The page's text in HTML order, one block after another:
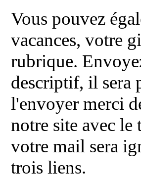
Vous pouvez
vacances, votre
rubrique.
descriptif, il sera
l'envoyer merci
notre site avec le
votre mail sera
trois liens.